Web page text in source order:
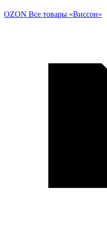
OZON Все товары «Виссон»